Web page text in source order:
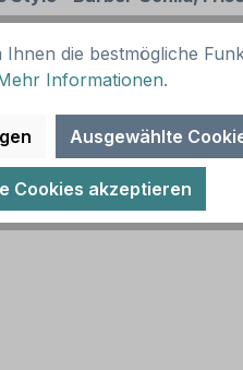
die bestmögliche
Informationen.
Ausgewählte
Cookies akzeptieren